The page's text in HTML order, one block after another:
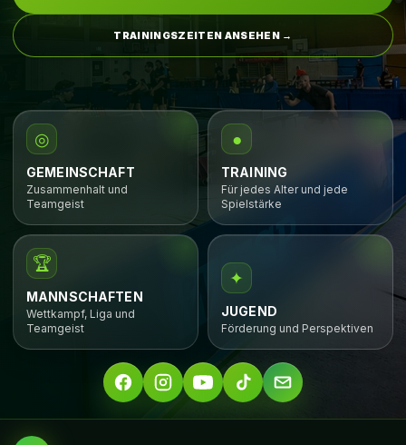
TRAININGSZEITEN ANSEHEN →
◎
GEMEINSCHAFT
Zusammenhalt und
Teamgeist
●
TRAINING
Für jedes Alter und jede
Spielstärke
🏆
MANNSCHAFTEN
Wettkampf, Liga und
Teamgeist
✦
JUGEND
Förderung und Perspektiven